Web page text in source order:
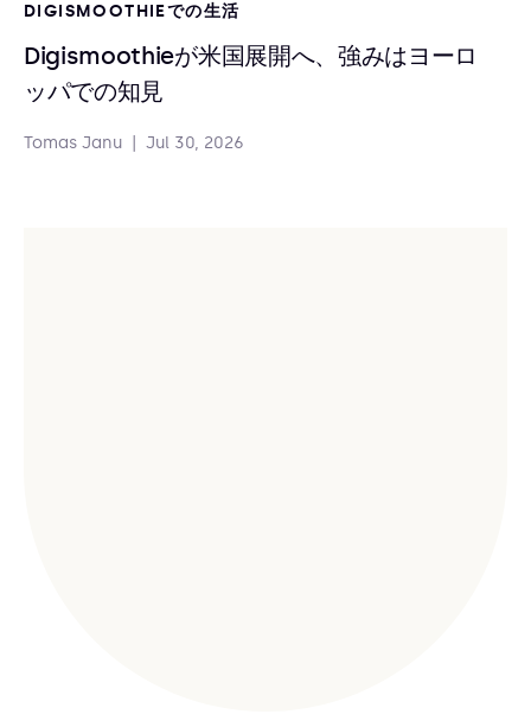
DIGISMOOTHIEでの生活
Digismoothieが米国展開へ、強みはヨーロ
ッパでの知見
Tomas Janu Jul 30, 2026